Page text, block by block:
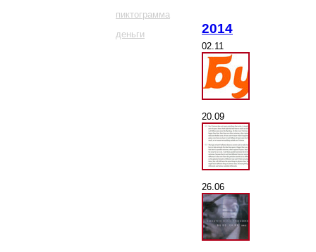
пиктограмма
деньги
2014
02.11
20.09
26.06